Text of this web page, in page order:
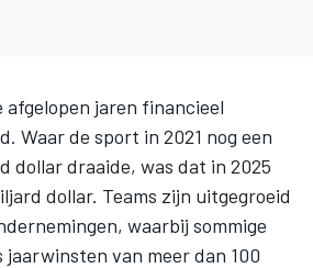
afgelopen jaren financieel
Waar de sport in 2021 nog een
dollar draaide, was dat in 2025
dollar. Teams zijn uitgegroeid
waarbij sommige
van meer dan 100